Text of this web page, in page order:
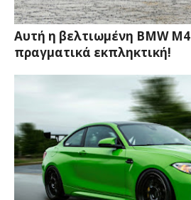
Αυτή η βελτιωμένη BMW M4
πραγματικά εκπληκτική!